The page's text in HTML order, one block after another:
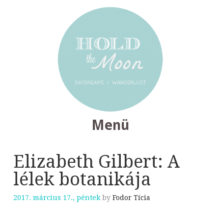
Menü
TARTALOMRA
Elizabeth Gilbert: A
lélek botanikája
2017. március 17., péntek byFodor Tícia